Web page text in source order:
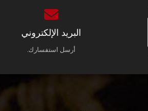
البريد الإلكتروني
أرسل استفسارك.